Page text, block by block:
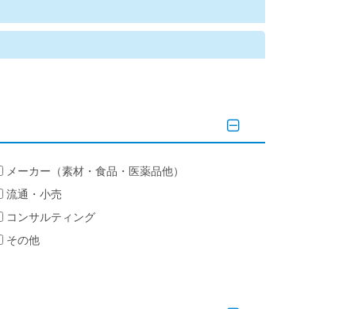
メーカー（素材・食品・医薬品他）
流通・小売
コンサルティング
その他